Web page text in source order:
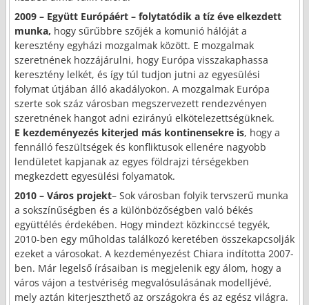
2009 – Együtt Európáért – folytatódik a tíz éve elkezdett
munka, hogy sűrűbbre szőjék a komunió hálóját a
keresztény egyházi mozgalmak között. E mozgalmak
szeretnének hozzájá­rul­ni, hogy Európa visszakaphassa
keresztény lelkét, és így túl tudjon jutni az egyesülési
folymat útjában álló akadályokon. A mozgalmak Európa
szerte sok száz városban megszervezett rendez­vé­nyen
szeretnének hangot adni ezirányú elkötelezettségüknek.
E kezdeményezés kiterjed más kontinensekre is, hogy a
fennálló feszültségek és konflik­tusok ellenére nagyobb
lendületet kapjanak az egyes földrajzi térségekben
megkezdett egyesülési folyamatok.
2010 – Város projekt– Sok városban folyik tervszerű munka
a sokszínűségben és a különbözőségben való békés
együttélés érdekében. Hogy mindezt közkinccsé tegyék,
2010-ben egy műholdas találkozó keretében összekapcsolják
ezeket a városokat. A kezdeményezést Chiara indította 2007-
ben. Már legelső írásaiban is megjelenik egy álom, hogy a
város vájon a testvériség megvalósulásának modelljévé,
mely aztán kiterjeszthető az országokra és az egész világra.